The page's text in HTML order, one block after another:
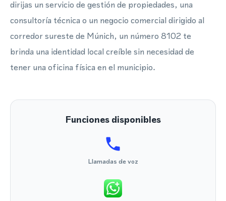
dirijas un servicio de gestión de propiedades, una
consultoría técnica o un negocio comercial dirigido al
corredor sureste de Múnich, un número 8102 te
brinda una identidad local creíble sin necesidad de
tener una oficina física en el municipio.
Funciones disponibles
Llamadas de voz